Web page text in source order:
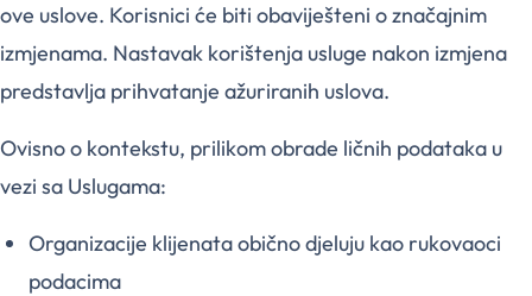
ove uslove. Korisnici će biti obaviješteni o značajnim
izmjenama. Nastavak korištenja usluge nakon izmjena
predstavlja prihvatanje ažuriranih uslova.
Ovisno o kontekstu, prilikom obrade ličnih podataka u
vezi sa Uslugama:
Organizacije klijenata obično djeluju kao rukovaoci
podacima